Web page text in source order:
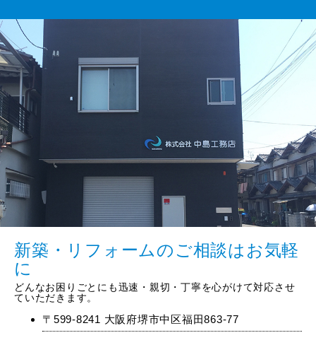
新築・リフォームのご相談はお気軽
に
どんなお困りごとにも迅速・親切・丁寧を心がけて対応させ
ていただきます。
〒599-8241 大阪府堺市中区福田863-77